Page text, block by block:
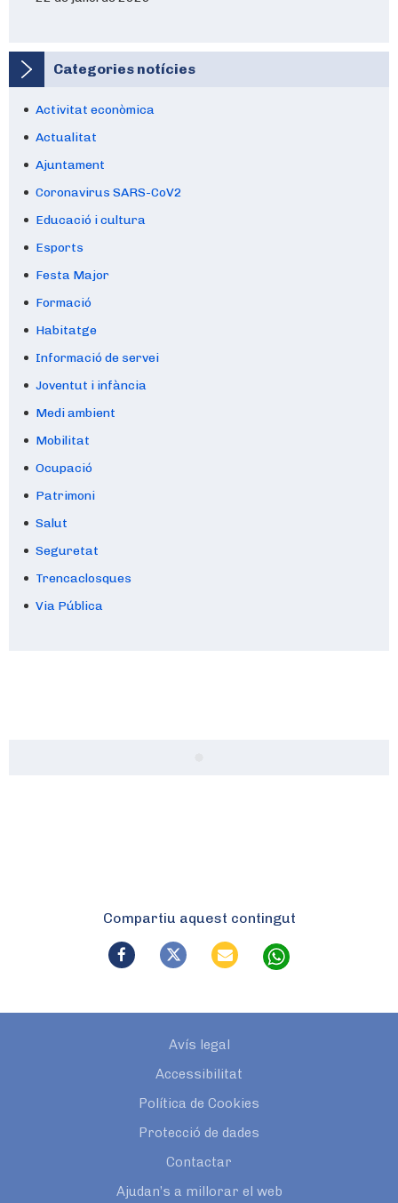
Categories notícies
Activitat econòmica
Actualitat
Ajuntament
Coronavirus SARS-CoV2
Educació i cultura
Esports
Festa Major
Formació
Habitatge
Informació de servei
Joventut i infància
Medi ambient
Mobilitat
Ocupació
Patrimoni
Salut
Seguretat
Trencaclosques
Via Pública
Compartiu aquest contingut
Avís legal
Accessibilitat
Política de Cookies
Protecció de dades
Contactar
Ajudan’s a millorar el web